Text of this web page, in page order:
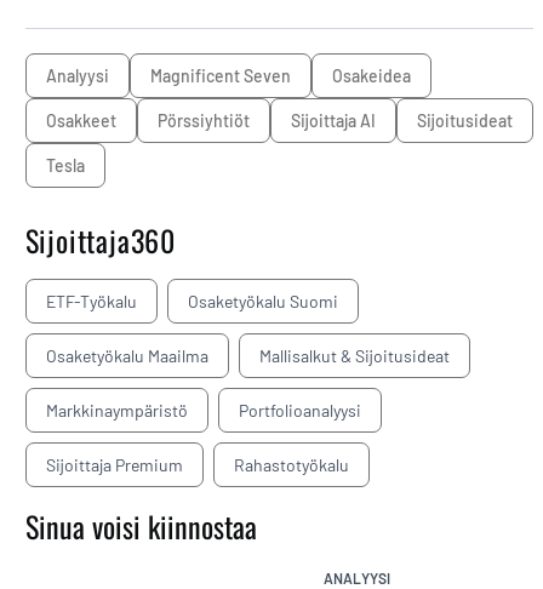
analyysi Magnificent Seven osakeidea
osakkeet pörssiyhtiöt Sijoittaja AI sijoitusideat
Tesla
Sijoittaja360
ETF-Työkalu Osaketyökalu Suomi
Osaketyökalu Maailma Mallisalkut & Sijoitusideat
Markkinaympäristö Portfolioanalyysi
Sijoittaja Premium Rahastotyökalu
Sinua voisi kiinnostaa
ANALYYSI